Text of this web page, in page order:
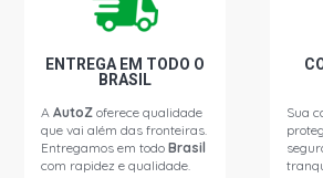
GOLF SPORTLINE HATCH 1.6 8V AP
GOLF STD HATCH 1.6 8V EA111
ENTREGA EM TODO O
BRASIL
AAutoZ oferece qualidade
que vai além das fronteiras.
Entregamos em todoBrasil
com rapidez e qualidade.
Sua